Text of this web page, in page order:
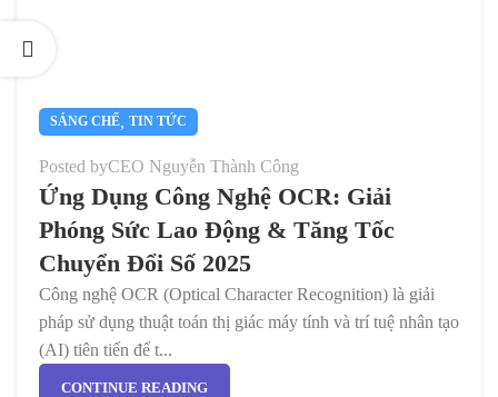
SÁNG CHẾ, TIN TỨC
Posted byCEO Nguyễn Thành Công
Ứng Dụng Công Nghệ OCR: Giải
Phóng Sức Lao Động & Tăng Tốc
Chuyển Đổi Số 2025
Công nghệ OCR (Optical Character Recognition) là giải
pháp sử dụng thuật toán thị giác máy tính và trí tuệ nhân tạo
(AI) tiên tiến để t...
CONTINUE READING